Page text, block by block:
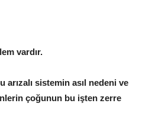
vardır.
arızalı sistemin asıl nedeni ve
çoğunun bu işten zerre